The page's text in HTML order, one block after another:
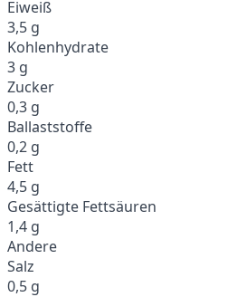
Eiweiß
3,5 g
Kohlenhydrate
3 g
Zucker
0,3 g
Ballaststoffe
0,2 g
Fett
4,5 g
Gesättigte Fettsäuren
1,4 g
Andere
Salz
0,5 g